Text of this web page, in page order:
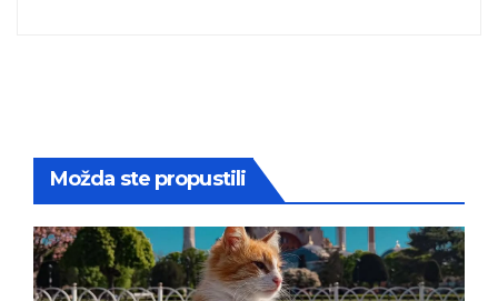
Možda ste propustili